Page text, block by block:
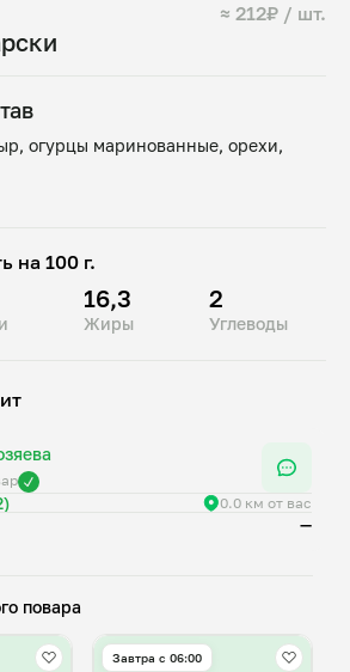
≈ 212₽ / шт.
огурцы маринованные, орехи,
на 100 г.
16,3
Жиры
2
Углеводы
0.0 км от вас
—
повара
Завтра c 06:00